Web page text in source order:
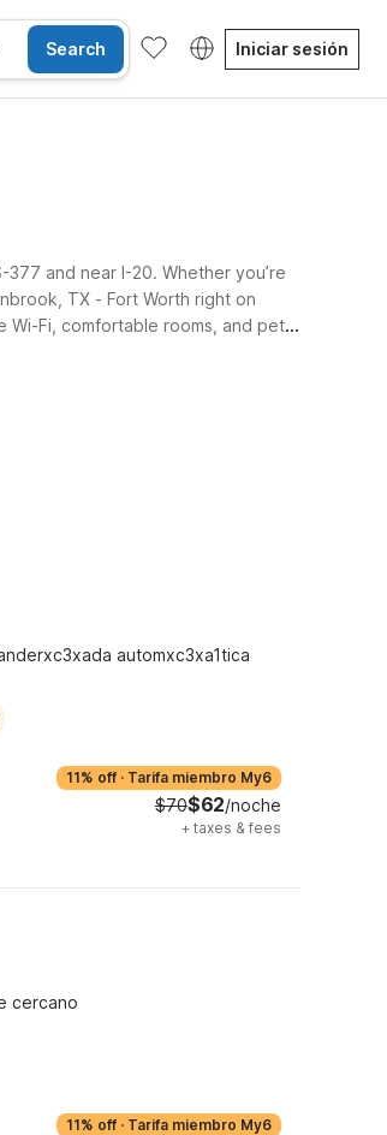
Search Iniciar sesión
and near I-20. Whether you’re
TX - Fort Worth right on
Wi-Fi, comfortable rooms, and pet-
automxc3xa1tica
11% off · Tarifa miembro My6
$70$62/noche
+ taxes & fees
cercano
11% off · Tarifa miembro My6